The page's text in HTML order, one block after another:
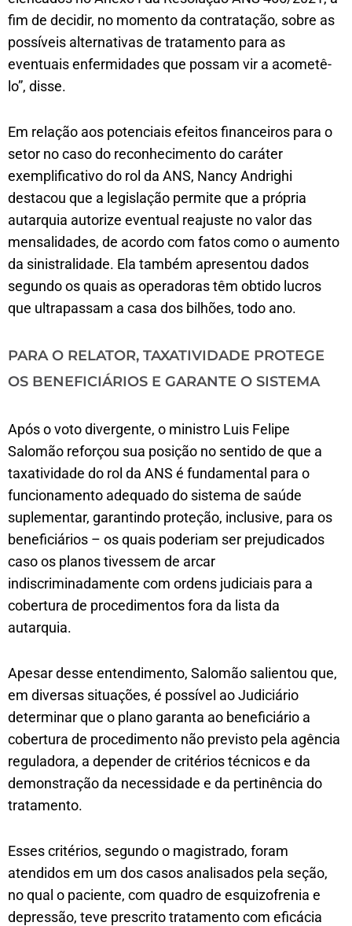
fim de decidir, no momento da contratação, sobre as
possíveis alternativas de tratamento para as
eventuais enfermidades que possam vir a acometê-
lo”, disse.
Em relação aos potenciais efeitos financeiros para o
setor no caso do reconhecimento do caráter
exemplificativo do rol da ANS, Nancy Andrighi
destacou que a legislação permite que a própria
autarquia autorize eventual reajuste no valor das
mensalidades, de acordo com fatos como o aumento
da sinistralidade. Ela também apresentou dados
segundo os quais as operadoras têm obtido lucros
que ultrapassam a casa dos bilhões, todo ano.
PARA O RELATOR, TAXATIVIDADE PROTEGE
OS BENEFICIÁRIOS E GARANTE O SISTEMA
Após o voto divergente, o ministro Luis Felipe
Salomão reforçou sua posição no sentido de que a
taxatividade do rol da ANS é fundamental para o
funcionamento adequado do sistema de saúde
suplementar, garantindo proteção, inclusive, para os
beneficiários – os quais poderiam ser prejudicados
caso os planos tivessem de arcar
indiscriminadamente com ordens judiciais para a
cobertura de procedimentos fora da lista da
autarquia.
Apesar desse entendimento, Salomão salientou que,
em diversas situações, é possível ao Judiciário
determinar que o plano garanta ao beneficiário a
cobertura de procedimento não previsto pela agência
reguladora, a depender de critérios técnicos e da
demonstração da necessidade e da pertinência do
tratamento.
Esses critérios, segundo o magistrado, foram
atendidos em um dos casos analisados pela seção,
no qual o paciente, com quadro de esquizofrenia e
depressão, teve prescrito tratamento com eficácia